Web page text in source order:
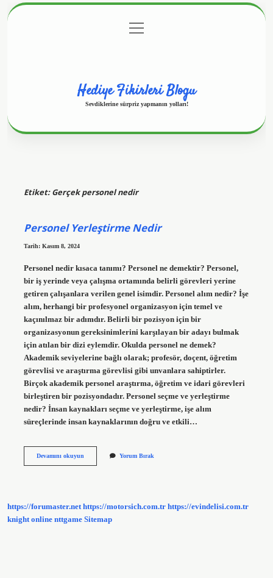
Gizlilik Politikası
menüyü
aç
Hediye Fikirleri Blogu
Sevdiklerine sürpriz yapmanın yolları!
Etiket:Gerçek personel nedir
Personel Yerleştirme Nedir
Tarih: Kasım 8, 2024
Personel nedir kısaca tanımı? Personel ne demektir? Personel,
bir iş yerinde veya çalışma ortamında belirli görevleri yerine
getiren çalışanlara verilen genel isimdir. Personel alım nedir? İşe
alım, herhangi bir profesyonel organizasyon için temel ve
kaçınılmaz bir adımdır. Belirli bir pozisyon için bir
organizasyonun gereksinimlerini karşılayan bir adayı bulmak
için atılan bir dizi eylemdir. Okulda personel ne demek?
Akademik seviyelerine bağlı olarak; profesör, doçent, öğretim
görevlisi ve araştırma görevlisi gibi unvanlara sahiptirler.
Birçok akademik personel araştırma, öğretim ve idari görevleri
birleştiren bir pozisyondadır. Personel seçme ve yerleştirme
nedir? İnsan kaynakları seçme ve yerleştirme, işe alım
süreçlerinde insan kaynaklarının doğru ve etkili…
Devamını okuyunPersonel
Yorum Bırak
https://forumaster.net https://motorsich.com.tr https://evindelisi.com.tr
knight online nttgame Sitemap